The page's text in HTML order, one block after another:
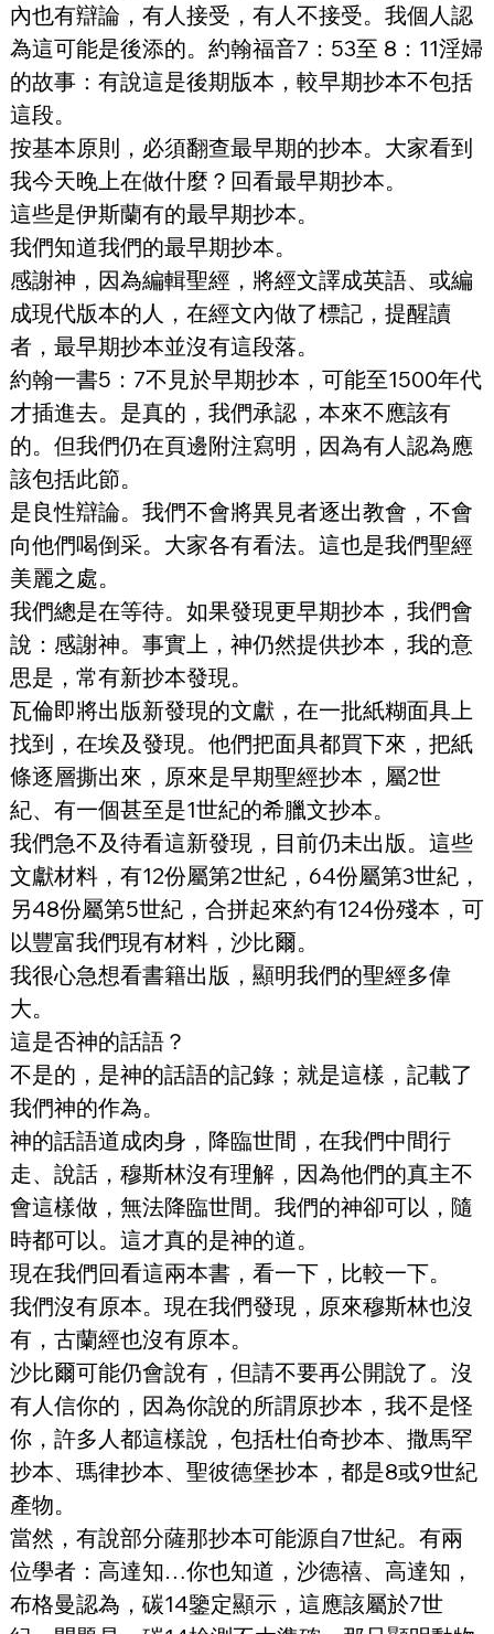
內也有辯論，有人接受，有人不接受。我個人認
為這可能是後添的。約翰福音7：53至 8：11淫婦
的故事：有說這是後期版本，較早期抄本不包括
這段。
按基本原則，必須翻查最早期的抄本。大家看到
我今天晚上在做什麼？回看最早期抄本。
這些是伊斯蘭有的最早期抄本。
我們知道我們的最早期抄本。
感謝神，因為編輯聖經，將經文譯成英語、或編
成現代版本的人，在經文內做了標記，提醒讀
者，最早期抄本並沒有這段落。
約翰一書5：7不見於早期抄本，可能至1500年代
才插進去。是真的，我們承認，本來不應該有
的。但我們仍在頁邊附注寫明，因為有人認為應
該包括此節。
是良性辯論。我們不會將異見者逐出教會，不會
向他們喝倒采。大家各有看法。這也是我們聖經
美麗之處。
我們總是在等待。如果發現更早期抄本，我們會
說：感謝神。事實上，神仍然提供抄本，我的意
思是，常有新抄本發現。
瓦倫即將出版新發現的文獻，在一批紙糊面具上
找到，在埃及發現。他們把面具都買下來，把紙
條逐層撕出來，原來是早期聖經抄本，屬2世
紀、有一個甚至是1世紀的希臘文抄本。
我們急不及待看這新發現，目前仍未出版。這些
文獻材料，有12份屬第2世紀，64份屬第3世紀，
另48份屬第5世紀，合拼起來約有124份殘本，可
以豐富我們現有材料，沙比爾。
我很心急想看書籍出版，顯明我們的聖經多偉
大。
這是否神的話語？
不是的，是神的話語的記錄；就是這樣，記載了
我們神的作為。
神的話語道成肉身，降臨世間，在我們中間行
走、說話，穆斯林沒有理解，因為他們的真主不
會這樣做，無法降臨世間。我們的神卻可以，隨
時都可以。這才真的是神的道。
現在我們回看這兩本書，看一下，比較一下。
我們沒有原本。現在我們發現，原來穆斯林也沒
有，古蘭經也沒有原本。
沙比爾可能仍會說有，但請不要再公開說了。沒
有人信你的，因為你說的所謂原抄本，我不是怪
你，許多人都這樣說，包括杜伯奇抄本、撒馬罕
抄本、瑪律抄本、聖彼德堡抄本，都是8或9世紀
產物。
當然，有說部分薩那抄本可能源自7世紀。有兩
位學者：高達知…你也知道，沙德禧、高達知，
布格曼認為，碳14鑒定顯示，這應該屬於7世